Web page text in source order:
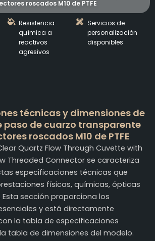
roscados M10 de PTFE
Resistencia
química a
reactivos
agresivos
Servicios de
personalización
disponibles
técnicas y dimensiones de
paso de cuarzo transparente
roscados M10 de PTFE
Quartz Flow Through Cuvette with
Threaded Connector se caracteriza
especificaciones técnicas que
físicas, químicas, ópticas
sección proporciona los
y está directamente
la tabla de especificaciones
tabla de dimensiones del modelo.